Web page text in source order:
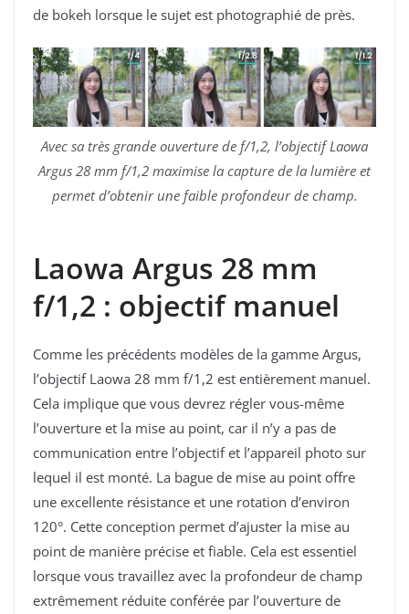
de bokeh lorsque le sujet est photographié de près.
Avec sa très grande ouverture de f/1,2, l’objectif Laowa
Argus 28 mm f/1,2 maximise la capture de la lumière et
permet d’obtenir une faible profondeur de champ.
Laowa Argus 28 mm
f/1,2 : objectif manuel
Comme les précédents modèles de la gamme Argus,
l’objectif Laowa 28 mm f/1,2 est entièrement manuel.
Cela implique que vous devrez régler vous-même
l’ouverture et la mise au point, car il n’y a pas de
communication entre l’objectif et l’appareil photo sur
lequel il est monté. La bague de mise au point offre
une excellente résistance et une rotation d’environ
120°. Cette conception permet d’ajuster la mise au
point de manière précise et fiable. Cela est essentiel
lorsque vous travaillez avec la profondeur de champ
extrêmement réduite conférée par l’ouverture de